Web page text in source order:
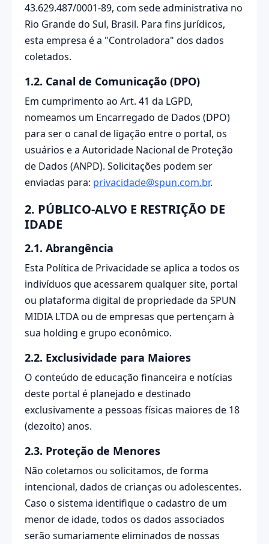
43.629.487/0001-89, com sede administrativa no
Rio Grande do Sul, Brasil. Para fins jurídicos,
esta empresa é a "Controladora" dos dados
coletados.
1.2. Canal de Comunicação (DPO)
Em cumprimento ao Art. 41 da LGPD,
nomeamos um Encarregado de Dados (DPO)
para ser o canal de ligação entre o portal, os
usuários e a Autoridade Nacional de Proteção
de Dados (ANPD). Solicitações podem ser
enviadas para: privacidade@spun.com.br.
2. PÚBLICO-ALVO E RESTRIÇÃO DE
IDADE
2.1. Abrangência
Esta Política de Privacidade se aplica a todos os
indivíduos que acessarem qualquer site, portal
ou plataforma digital de propriedade da SPUN
MIDIA LTDA ou de empresas que pertençam à
sua holding e grupo econômico.
2.2. Exclusividade para Maiores
O conteúdo de educação financeira e notícias
deste portal é planejado e destinado
exclusivamente a pessoas físicas maiores de 18
(dezoito) anos.
2.3. Proteção de Menores
Não coletamos ou solicitamos, de forma
intencional, dados de crianças ou adolescentes.
Caso o sistema identifique o cadastro de um
menor de idade, todos os dados associados
serão sumariamente eliminados de nossas